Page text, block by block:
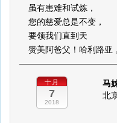
虽有患难和试炼，
您的慈爱总是不变，
要领我们直到天
赞美阿爸父！哈利路亚
十月
7
2018
马
北